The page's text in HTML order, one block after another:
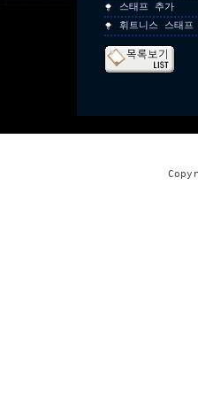
스태프 추가
휘트니스 스태